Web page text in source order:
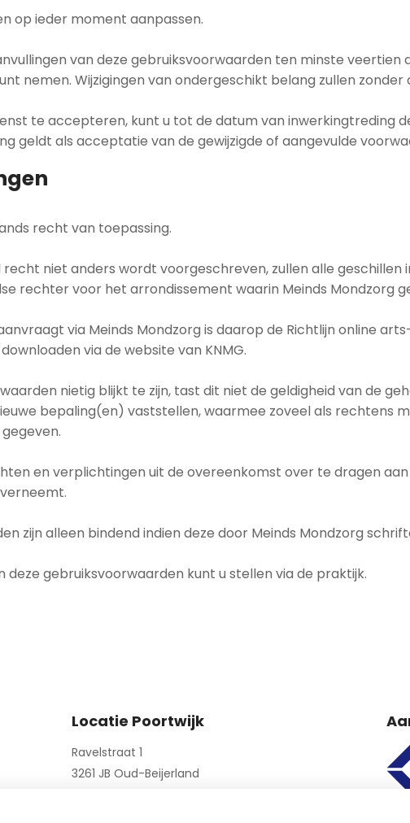
op ieder moment aanpassen.
van deze gebruiksvoorwaarden ten minste
nemen. Wijzigingen van ondergeschikt belang zullen
te accepteren, kunt u tot de datum van inwerkingtreding
geldt als acceptatie van de gewijzigde of aangevulde
recht van toepassing.
niet anders wordt voorgeschreven, zullen alle
rechter voor het arrondissement waarin Meinds Mondzorg
via Meinds Mondzorg is daarop de Richtlijn online
via de website van KNMG.
nietig blijkt te zijn, tast dit niet de geldigheid van de
bepaling(en) vaststellen, waarmee zoveel als rechtens
en verplichtingen uit de overeenkomst over te dragen
zijn alleen bindend indien deze door Meinds Mondzorg
deze gebruiksvoorwaarden kunt u stellen via de praktijk.
Locatie Poortwijk
Ravelstraat 1
3261 JB Oud-Beijerland